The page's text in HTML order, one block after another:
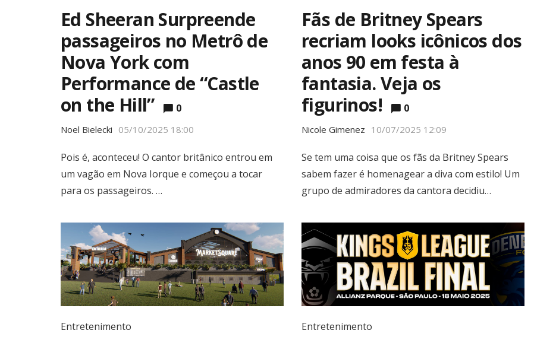
Ed Sheeran Surpreende
passageiros no Metrô de
Nova York com
Performance de “Castle
on the Hill”
0
Noel Bielecki 05/10/2025 18:00
Pois é, aconteceu! O cantor britânico entrou em
um vagão em Nova Iorque e começou a tocar
para os passageiros. …
Fãs de Britney Spears
recriam looks icônicos dos
anos 90 em festa à
fantasia. Veja os
figurinos!
0
Nicole Gimenez 10/07/2025 12:09
Se tem uma coisa que os fãs da Britney Spears
sabem fazer é homenagear a diva com estilo! Um
grupo de admiradores da cantora decidiu…
Entretenimento Entretenimento